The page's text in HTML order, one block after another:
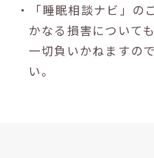
・「睡眠相談ナビ」の
かなる損害について
一切負いかねますの
い。